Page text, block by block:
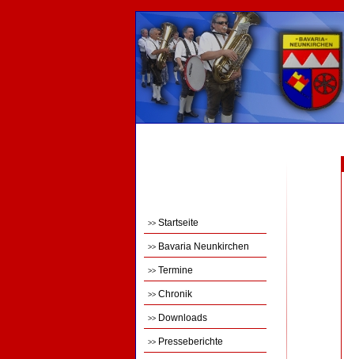
>> Startseite
>> Bavaria Neunkirchen
>> Termine
>> Chronik
>> Downloads
>> Presseberichte